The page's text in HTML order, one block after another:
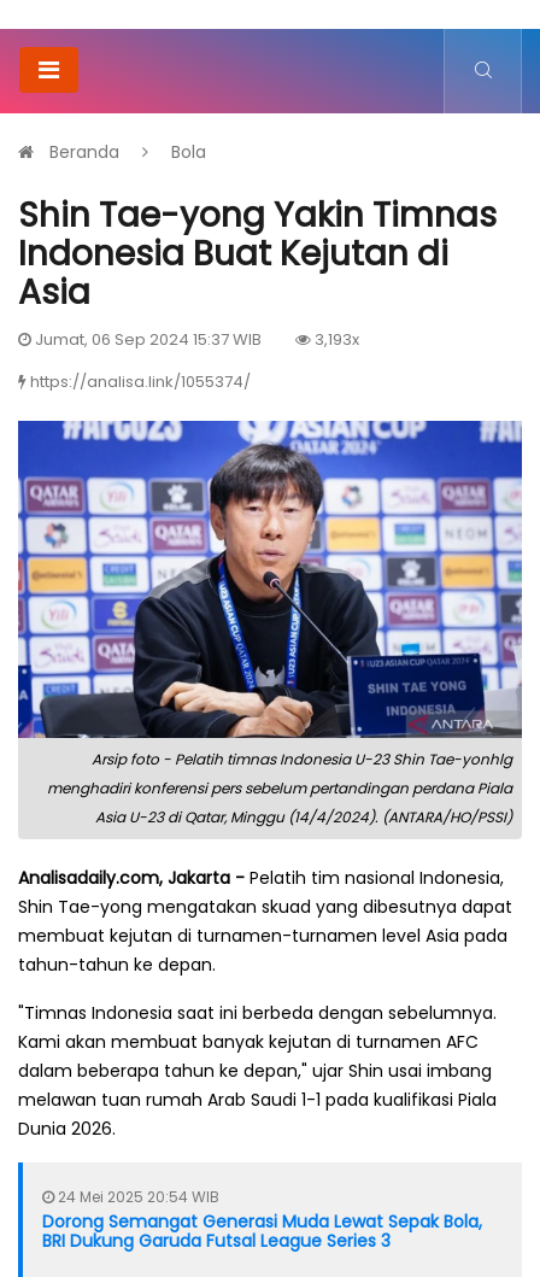
Beranda Bola
Shin Tae-yong Yakin Timnas
Indonesia Buat Kejutan di
Asia
Jumat, 06 Sep 2024 15:37 WIB
3,193x
https://analisa.link/1055374/
Arsip foto - Pelatih timnas Indonesia U-23 Shin Tae-yonhlg
menghadiri konferensi pers sebelum pertandingan perdana Piala
Asia U-23 di Qatar, Minggu (14/4/2024). (ANTARA/HO/PSSI)
Analisadaily.com, Jakarta - Pelatih tim nasional Indonesia,
Shin Tae-yong mengatakan skuad yang dibesutnya dapat
membuat kejutan di turnamen-turnamen level Asia pada
tahun-tahun ke depan.
"Timnas Indonesia saat ini berbeda dengan sebelumnya.
Kami akan membuat banyak kejutan di turnamen AFC
dalam beberapa tahun ke depan," ujar Shin usai imbang
melawan tuan rumah Arab Saudi 1-1 pada kualifikasi Piala
Dunia 2026.
24 Mei 2025 20:54 WIB
Dorong Semangat Generasi Muda Lewat Sepak Bola,
BRI Dukung Garuda Futsal League Series 3